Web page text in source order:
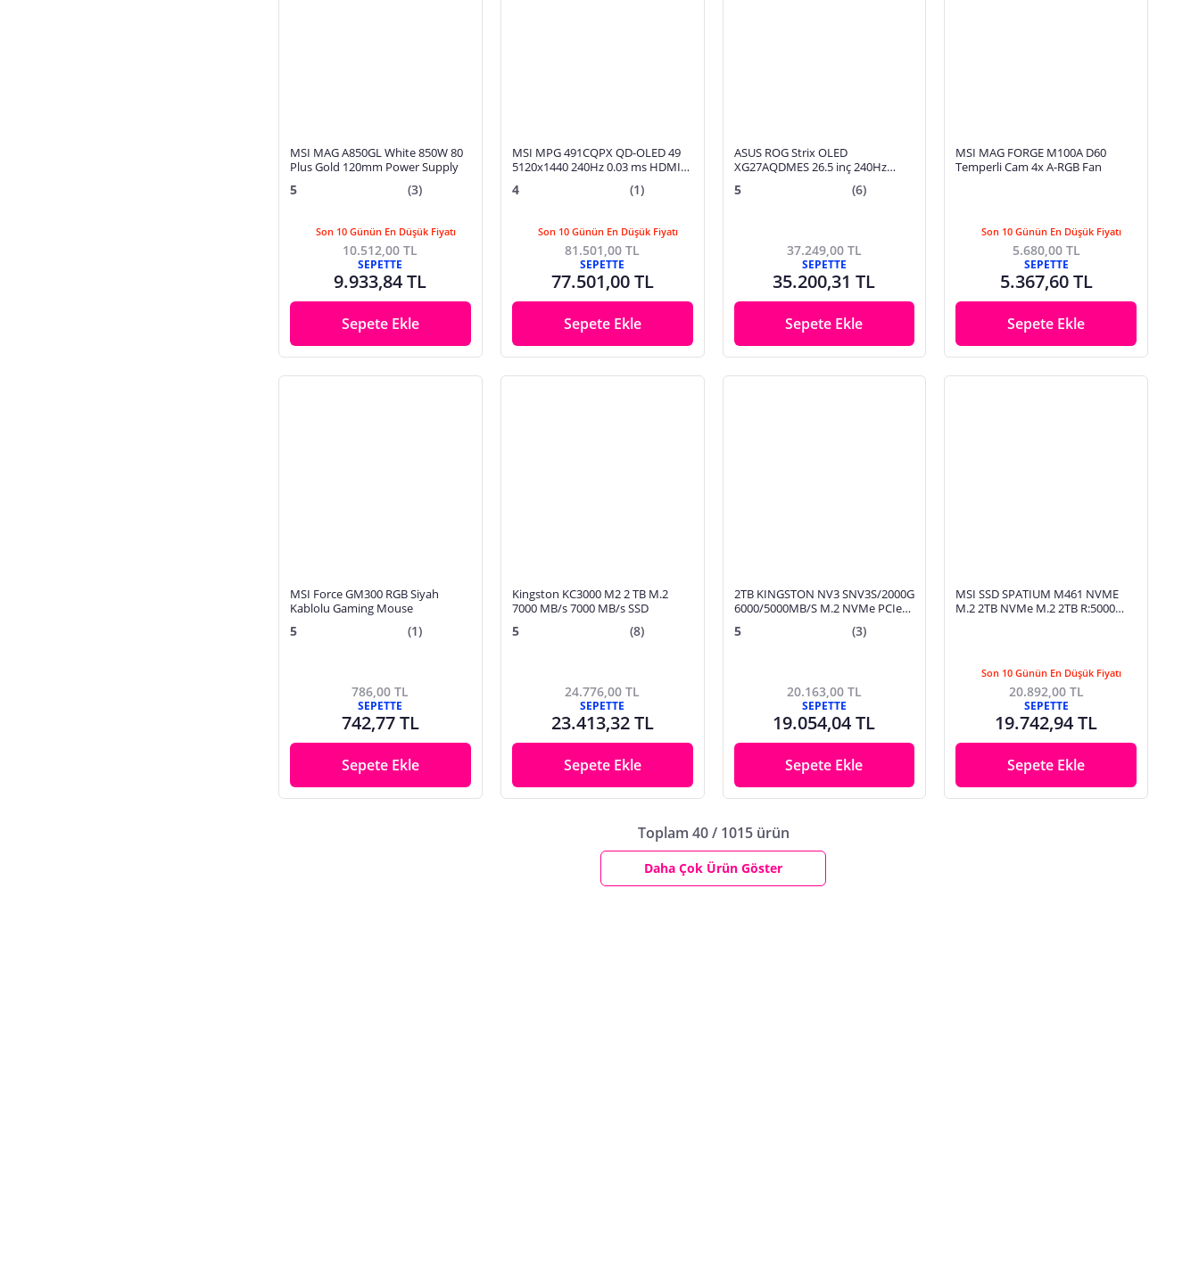
MSI MAG A850GL White 850W 80
Plus Gold 120mm Power Supply
5 (3)
Son 10 Günün En Düşük Fiyatı
10.512,00 TL
SEPETTE
9.933,84 TL
Sepete Ekle
MSI MPG 491CQPX QD-OLED 49
5120x1440 240Hz 0.03 ms HDMI
Curved OLED Gaming Monitör
4 (1)
Son 10 Günün En Düşük Fiyatı
81.501,00 TL
SEPETTE
77.501,00 TL
Sepete Ekle
ASUS ROG Strix OLED
XG27AQDMES 26.5 inç 240Hz
QD-OLED Pivot Gaming Monitör
5 (6)
37.249,00 TL
SEPETTE
35.200,31 TL
Sepete Ekle
MSI MAG FORGE M100A D60
Temperli Cam 4x A-RGB Fan
Son 10 Günün En Düşük Fiyatı
5.680,00 TL
SEPETTE
5.367,60 TL
Sepete Ekle
MSI Force GM300 RGB Siyah
Kablolu Gaming Mouse
5 (1)
786,00 TL
SEPETTE
742,77 TL
Sepete Ekle
Kingston KC3000 M2 2 TB M.2
7000 MB/s 7000 MB/s SSD
5 (8)
24.776,00 TL
SEPETTE
23.413,32 TL
Sepete Ekle
2TB KINGSTON NV3 SNV3S/2000G
6000/5000MB/S M.2 NVMe PCIe
5 (3)
20.163,00 TL
SEPETTE
19.054,04 TL
Sepete Ekle
MSI SSD SPATIUM M461 NVME
M.2 2TB NVMe M.2 2TB R:5000
Son 10 Günün En Düşük Fiyatı
20.892,00 TL
SEPETTE
19.742,94 TL
Sepete Ekle
Toplam 40 / 1015 ürün
Daha Çok Ürün Göster